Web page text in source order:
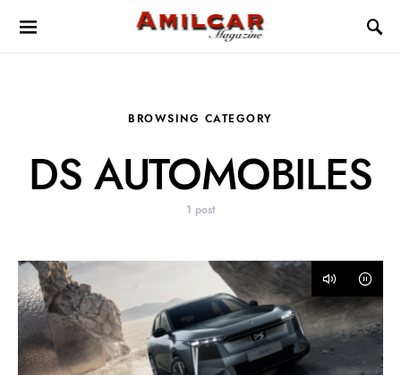
BROWSING CATEGORY
DS AUTOMOBILES
1 post